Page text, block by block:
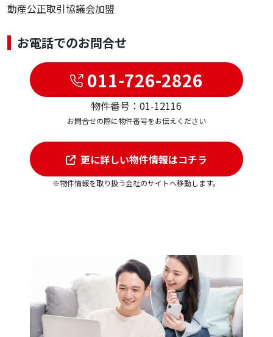
動産公正取引協議会加盟
お電話でのお問合せ
011-726-2826
物件番号：01-12116
お問合せの際に物件番号をお伝えください
更に詳しい物件情報はコチラ
※物件情報を取り扱う会社のサイトへ移動します。